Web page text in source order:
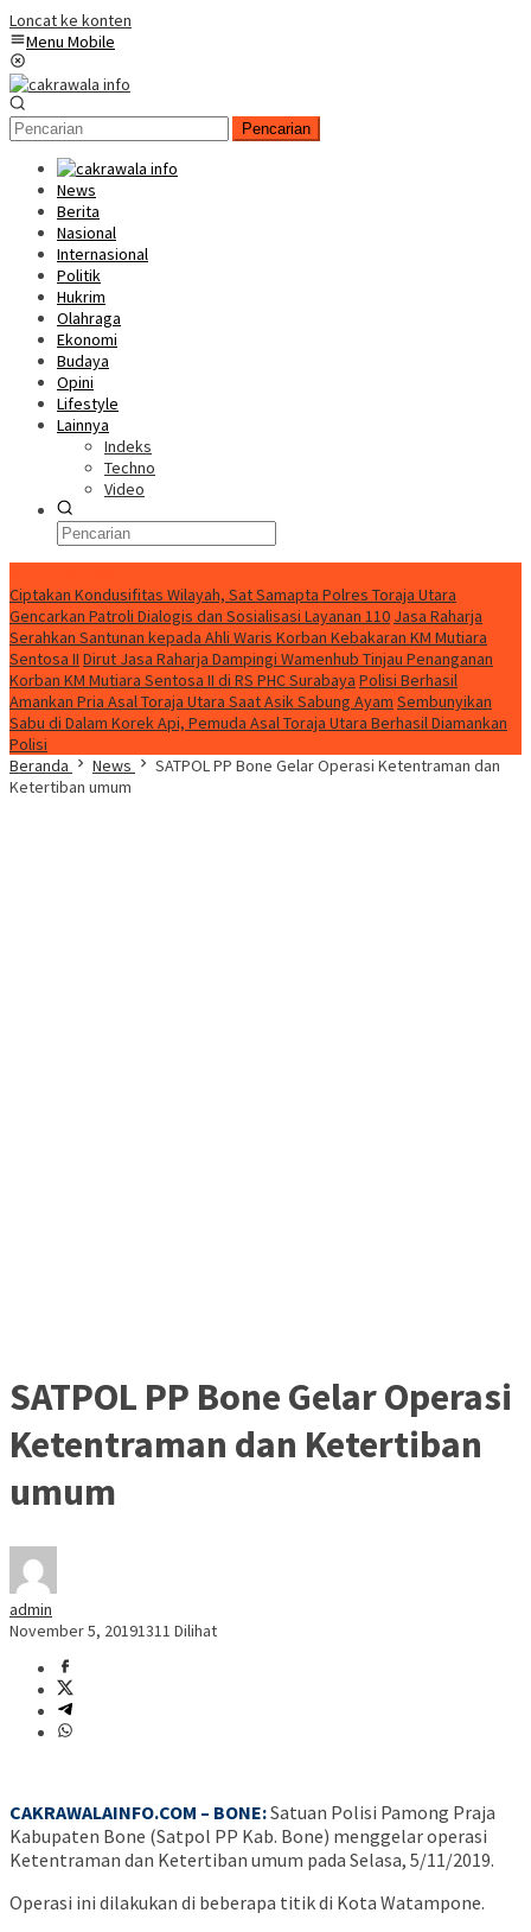
Loncat ke konten
Menu Mobile
Pencarian
News
Berita
Nasional
Internasional
Politik
Hukrim
Olahraga
Ekonomi
Budaya
Opini
Lifestyle
Lainnya
Indeks
Techno
Video
Ciptakan Kondusifitas Wilayah, Sat Samapta Polres Toraja Utara
Gencarkan Patroli Dialogis dan Sosialisasi Layanan 110 Jasa Raharja
Serahkan Santunan kepada Ahli Waris Korban Kebakaran KM Mutiara
Sentosa II Dirut Jasa Raharja Dampingi Wamenhub Tinjau Penanganan
Korban KM Mutiara Sentosa II di RS PHC Surabaya Polisi Berhasil
Amankan Pria Asal Toraja Utara Saat Asik Sabung Ayam Sembunyikan
Sabu di Dalam Korek Api, Pemuda Asal Toraja Utara Berhasil Diamankan
Polisi
Beranda
News
SATPOL PP Bone Gelar Operasi Ketentraman dan
Ketertiban umum
SATPOL PP Bone Gelar Operasi
Ketentraman dan Ketertiban
umum
admin
November 5, 20191311 Dilihat
CAKRAWALAINFO.COM – BONE:Satuan Polisi Pamong Praja
Kabupaten Bone (Satpol PP Kab. Bone) menggelar operasi
Ketentraman dan Ketertiban umum pada Selasa, 5/11/2019.
Operasi ini dilakukan di beberapa titik di Kota Watampone.